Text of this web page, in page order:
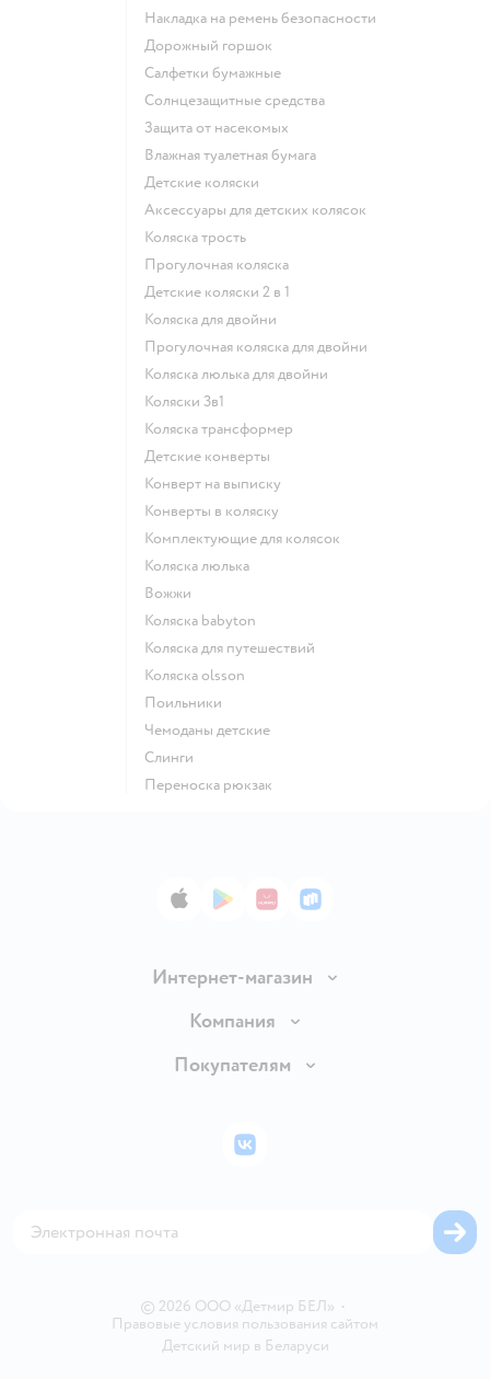
Накладка на ремень безопасности
Дорожный горшок
Салфетки бумажные
Солнцезащитные средства
Защита от насекомых
Влажная туалетная бумага
Детские коляски
Аксессуары для детских колясок
Коляска трость
Прогулочная коляска
Детские коляски 2 в 1
Коляска для двойни
Прогулочная коляска для двойни
Коляска люлька для двойни
Коляски 3в1
Коляска трансформер
Детские конверты
Конверт на выписку
Конверты в коляску
Комплектующие для колясок
Коляска люлька
Вожжи
Коляска babyton
Коляска для путешествий
Коляска olsson
Поильники
Чемоданы детские
Слинги
Переноска рюкзак
App StoreGoogle Play
AppGallery
RuStore
Интернет-магазин
Доставка и оплата
Правила продажи
Политика использования файлов cookie
Компания
Вакансии
Покупателям
Бонусные карты
© 2026 ООО «Детмир БЕЛ» •
Правовые условия пользования сайтом
Детский мир в Беларуси
ВКонтакте